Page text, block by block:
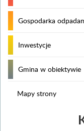
Gospodarka
Inwestycje
Gmina w obiektywie
Mapy strony